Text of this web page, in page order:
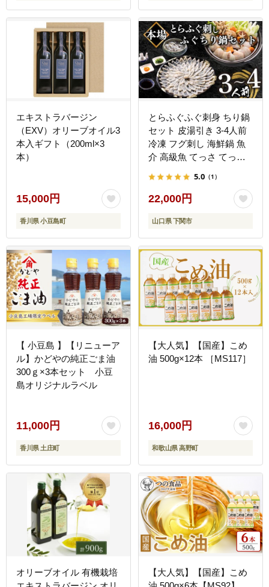
エキストラバージン
（EXV）オリーブオイル3
本入ギフト（200ml×3
本）
15,000円
香川県 小豆島町
とらふぐふぐ刺身 ちり鍋
セット 皮湯引き 3-4人前
冷凍 フグ刺し 海鮮鍋 魚
介 高級魚 てっさ てっち
5.0 （1）
22,000円
山口県 下関市
【 小豆島 】【リニューア
ル】かどやの純正ごま油
300ｇ×3本セット 小豆
島オリジナルラベル
11,000円
香川県 土庄町
【大人気】【国産】こめ
油 500g×12本 ［MS117］
16,000円
和歌山県 高野町
オリーブオイル 有機栽培
【大人気】【国産】こめ